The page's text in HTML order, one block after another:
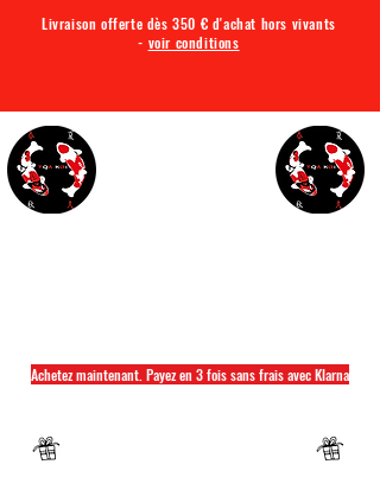
Livraison offerte dès 350 € d'achat hors vivants
- voir conditions
Achetez maintenant. Payez en 3 fois sans frais avec Klarna